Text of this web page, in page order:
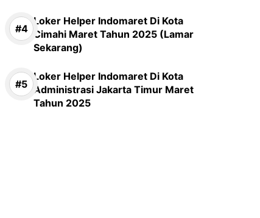
Loker Helper Indomaret Di Kota
Cimahi Maret Tahun 2025 (Lamar
Sekarang)
Loker Helper Indomaret Di Kota
Administrasi Jakarta Timur Maret
Tahun 2025